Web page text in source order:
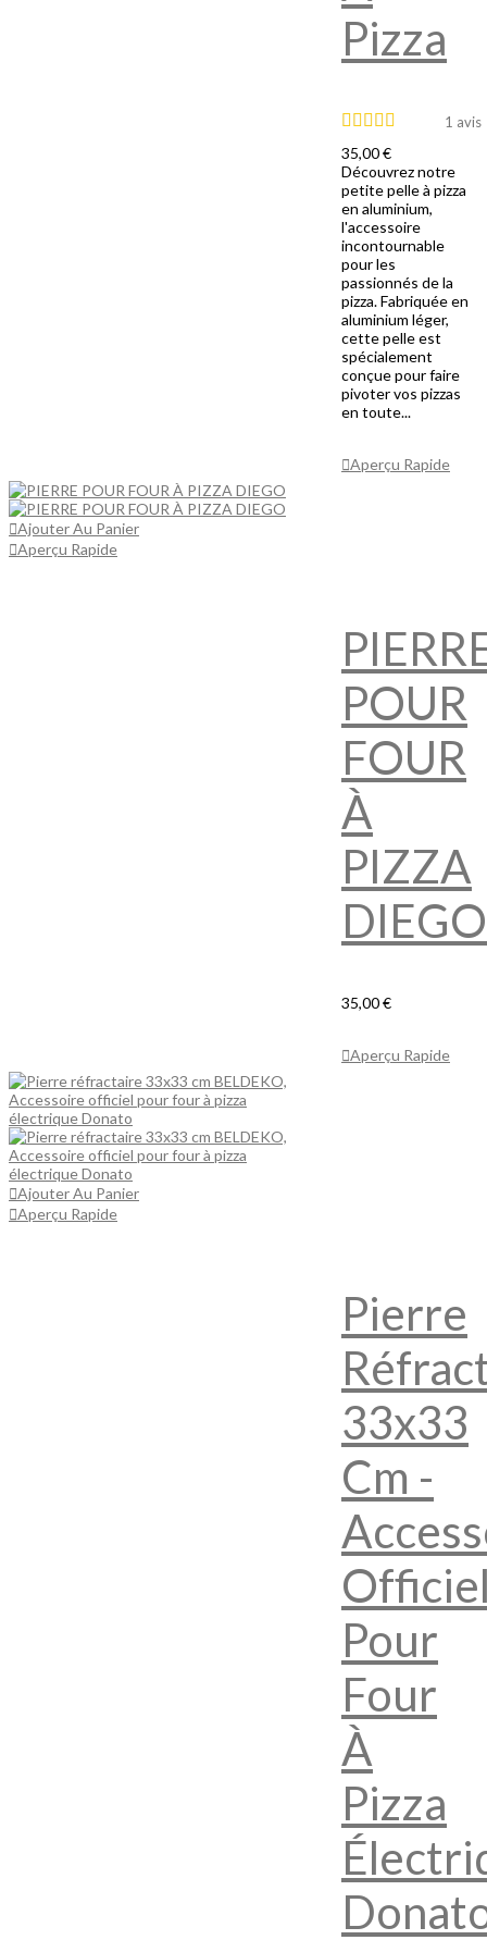
Pizza
1 avis
35,00 €
Découvrez notre
petite pelle à pizza
en aluminium,
l'accessoire
incontournable
pour les
passionnés de la
pizza. Fabriquée en
aluminium léger,
cette pelle est
spécialement
conçue pour faire
pivoter vos pizzas
en toute...
Aperçu Rapide
Ajouter Au Panier
Aperçu Rapide
POUR
FOUR
À
PIZZA
DIEGO
35,00 €
Aperçu Rapide
Ajouter Au Panier
Aperçu Rapide
Pierre
33x33
Cm -
Pour
Four
À
Pizza